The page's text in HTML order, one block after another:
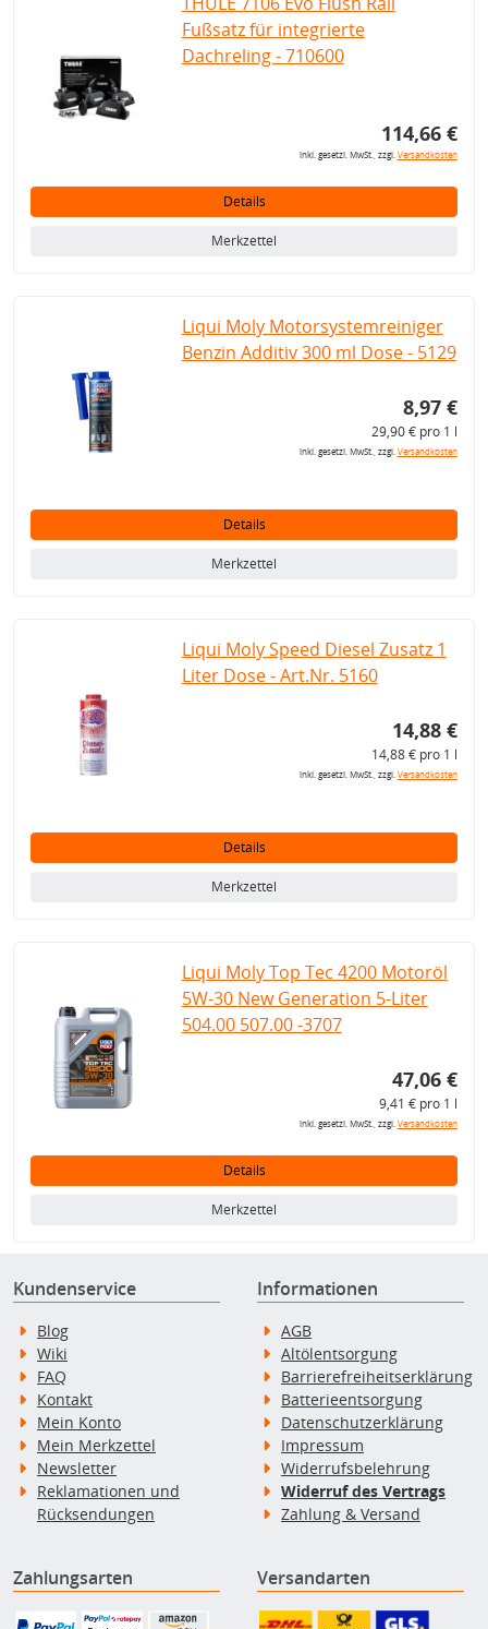
Fußsatz für integrierte
Dachreling - 710600
114,66 €
inkl. gesetzl. MwSt., zzgl.Versandkosten
Details
Merkzettel
Liqui Moly Motorsystemreiniger
Benzin Additiv 300 ml Dose - 5129
8,97 €
29,90 € pro 1 l
inkl. gesetzl. MwSt., zzgl.Versandkosten
Details
Merkzettel
Liqui Moly Speed Diesel Zusatz 1
Liter Dose - Art.Nr. 5160
14,88 €
14,88 € pro 1 l
inkl. gesetzl. MwSt., zzgl.Versandkosten
Details
Merkzettel
Liqui Moly Top Tec 4200 Motoröl
5W-30 New Generation 5-Liter
504.00 507.00 -3707
47,06 €
9,41 € pro 1 l
inkl. gesetzl. MwSt., zzgl.Versandkosten
Details
Merkzettel
Kundenservice
Blog
Wiki
FAQ
Kontakt
Mein Konto
Mein Merkzettel
Newsletter
Reklamationen und
Rücksendungen
Informationen
AGB
Altölentsorgung
Barrierefreiheitserklärung
Batterieentsorgung
Datenschutzerklärung
Impressum
Widerrufsbelehrung
Widerruf des Vertrags
Zahlung & Versand
Zahlungsarten Versandarten